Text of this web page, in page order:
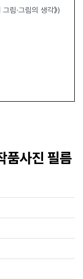
림·그림의 생각》)
사진 필름